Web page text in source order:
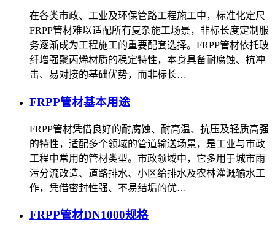
在各类市政、工业及环保管路工程施工中，标准化定尺
FRPP管材难以适配所有复杂施工场景，非标长度定制服
务逐渐成为工程施工的重要配套选择。FRPP管材依托玻
纤增强聚丙烯材质的稳定特性，本身具备耐腐蚀、抗冲
击、易对接的基础优势，而非标长…
FRPP管材基本用途
FRPP管材凭借良好的耐腐蚀、耐高温、抗压及轻质高强
的特性，适配多个领域的管道输送场景，是工业与市政
工程中常用的管材类型。市政领域中，它多用于城市雨
污分流改造、道路排水、小区给排水及农林灌溉输水工
作，凭借密封性强、不易结垢的优…
FRPP管材DN1000规格